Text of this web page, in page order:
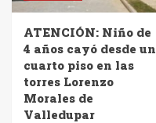
ATENCIÓN: Niño de
4 años cayó desde un
cuarto piso en las
torres Lorenzo
Morales de
Valledupar